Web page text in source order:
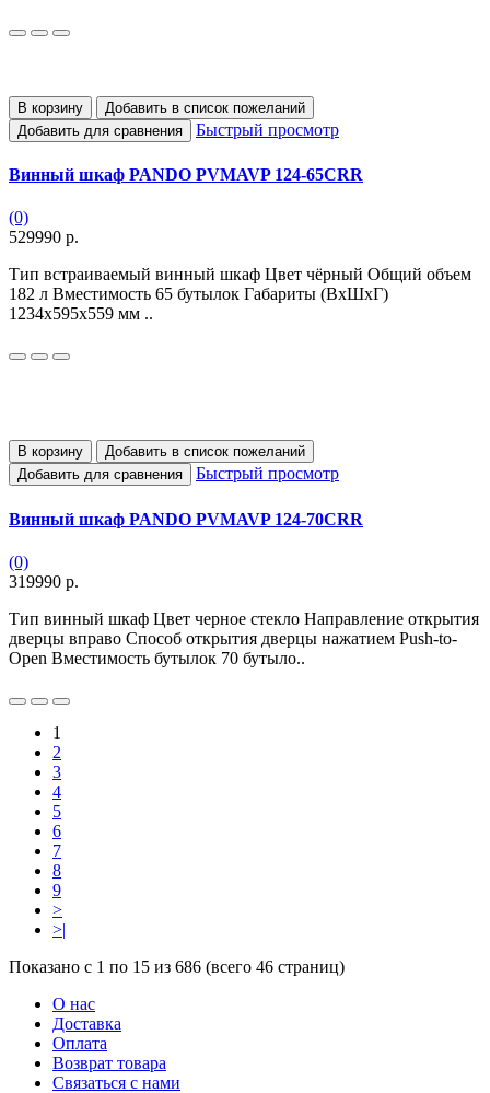
В корзину
Добавить в список пожеланий
Добавить для сравнения
Быстрый просмотр
Винный шкаф PANDO PVMAVP 124-65CRR
(0)
529990 р.
Тип встраиваемый винный шкаф Цвет чёрный Общий объем
182 л Вместимость 65 бутылок Габариты (ВхШхГ)
1234x595x559 мм ..
В корзину
Добавить в список пожеланий
Добавить для сравнения
Быстрый просмотр
Винный шкаф PANDO PVMAVP 124-70CRR
(0)
319990 р.
Тип винный шкаф Цвет черное стекло Направление открытия
дверцы вправо Способ открытия дверцы нажатием Push-to-
Open Вместимость бутылок 70 бутыло..
1
2
3
4
5
6
7
8
9
>
>|
Показано с 1 по 15 из 686 (всего 46 страниц)
О нас
Доставка
Оплата
Возврат товара
Связаться с нами